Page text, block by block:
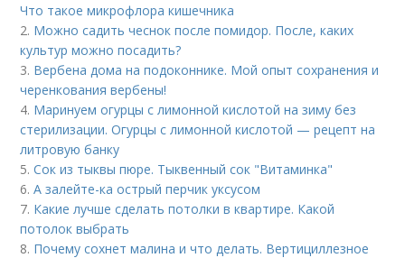
Что такое микрофлора кишечника
2. Можно садить чеснок после помидор. После, каких
культур можно посадить?
3. Вербена дома на подоконнике. Мой опыт сохранения и
черенкования вербены!
4. Маринуем огурцы с лимонной кислотой на зиму без
стерилизации. Огурцы с лимонной кислотой — рецепт на
литровую банку
5.Сок из тыквы пюре. Тыквенный сок "Витаминка"
6.А залейте-ка острый перчик уксусом
7. Какие лучше сделать потолки в квартире. Какой
потолок выбрать
8. Почему сохнет малина и что делать. Вертициллезное